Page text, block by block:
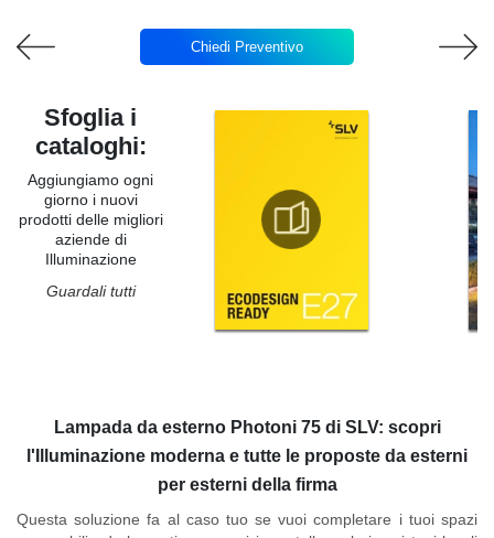
Chiedi Preventivo
Lampada da esterno Photoni 75 di SLV: scopri
l'Illuminazione moderna e tutte le proposte da esterni
per esterni della firma
Questa soluzione fa al caso tuo se vuoi completare i tuoi spazi
Sfoglia i
cataloghi:
Aggiungiamo ogni
giorno i nuovi
prodotti delle migliori
aziende di
Illuminazione
Guardali tutti